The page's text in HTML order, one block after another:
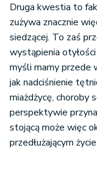
Druga kwestia to
zużywa znacznie
siedzącej. To zaś
wystąpienia
myśli mamy przede
jak nadciśnienie
miażdżycę, choroby
perspektywie
stojącą może więc
przedłużającym